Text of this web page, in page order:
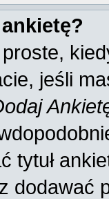
jeśli
tytuł
dodawać